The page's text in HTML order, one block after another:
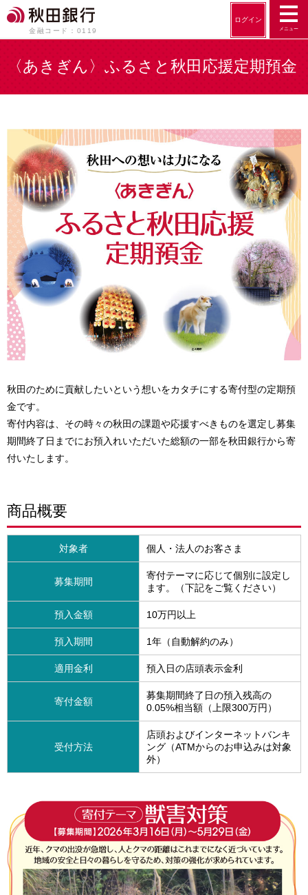
メニュー
ログイン
金融コード：0119
〈あきぎん〉ふるさと秋田応援定期預金
秋田のために貢献したいという想いをカタチにする寄付型の定期預
金です。
寄付内容は、その時々の秋田の課題や応援すべきものを選定し募集
期間終了日までにお預入れいただいた総額の一部を秋田銀行から寄
付いたします。
商品概要
対象者 個人・法人のお客さま
募集期間
寄付テーマに応じて個別に設定し
ます。（下記をご覧ください）
預入金額 10万円以上
預入期間 1年（自動解約のみ）
適用金利 預入日の店頭表示金利
寄付金額
募集期間終了日の預入残高の
0.05%相当額（上限300万円）
受付方法
店頭およびインターネットバンキ
ング（ATMからのお申込みは対象
外）